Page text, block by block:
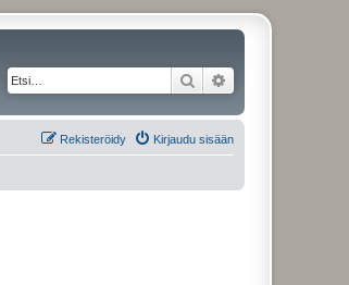
Etsi
Kirjaudu sisään
Rekisteröidy